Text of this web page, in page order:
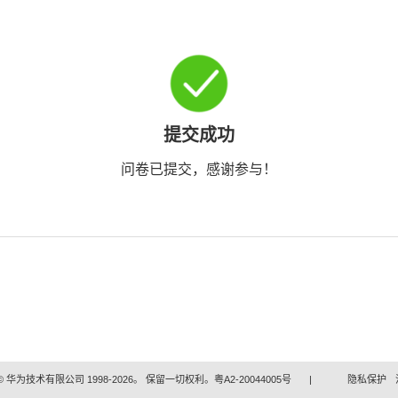
提交成功
问卷已提交，感谢参与！
华为技术有限公司 1998-2026。 保留一切权利。粤A2-20044005号 | 隐私保护